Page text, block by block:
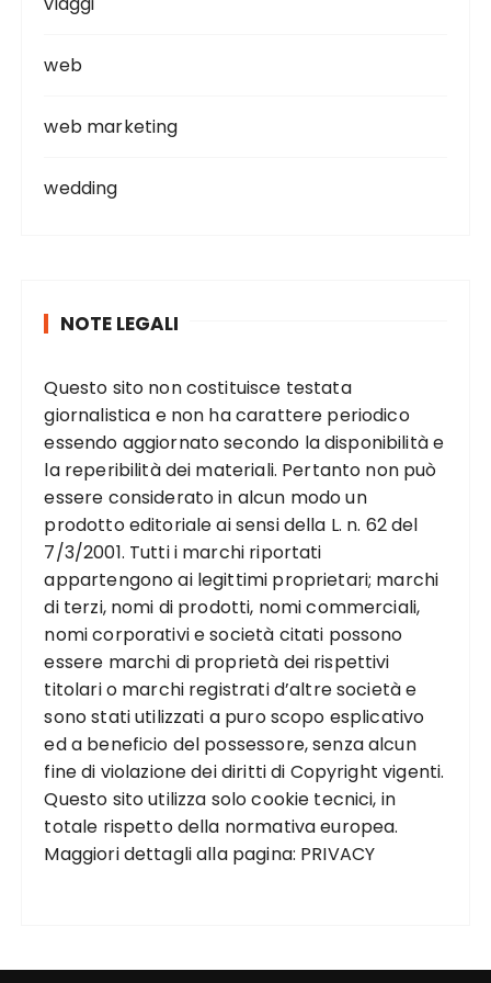
web
web marketing
wedding
NOTE LEGALI
Questo sito non costituisce testata
giornalistica e non ha carattere periodico
essendo aggiornato secondo la disponibilità e
la reperibilità dei materiali. Pertanto non può
essere considerato in alcun modo un
prodotto editoriale ai sensi della L. n. 62 del
7/3/2001. Tutti i marchi riportati
appartengono ai legittimi proprietari; marchi
di terzi, nomi di prodotti, nomi commerciali,
nomi corporativi e società citati possono
essere marchi di proprietà dei rispettivi
titolari o marchi registrati d’altre società e
sono stati utilizzati a puro scopo esplicativo
ed a beneficio del possessore, senza alcun
fine di violazione dei diritti di Copyright vigenti.
Questo sito utilizza solo cookie tecnici, in
totale rispetto della normativa europea.
Maggiori dettagli alla pagina: PRIVACY